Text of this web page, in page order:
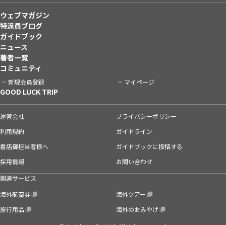
ウェブマガジン
特派員ブログ
ガイドブック
ニュース
著者一覧
コミュニティ
新規会員登録 マイページ
GOOD LUCK TRIP
運営会社
プライバシーポリシー
利用規約
ガイドライン
書店御担当者様へ
ガイドブックに投稿する
採用情報
お問い合わせ
関連サービス
海外航空券
海外ツアー
旅行用品
海外のおみやげ